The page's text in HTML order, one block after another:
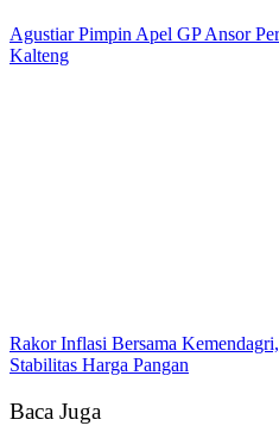
Agustiar Pimpin Apel GP Ansor
Kalteng
Rakor Inflasi Bersama
Stabilitas Harga Pangan
Baca Juga